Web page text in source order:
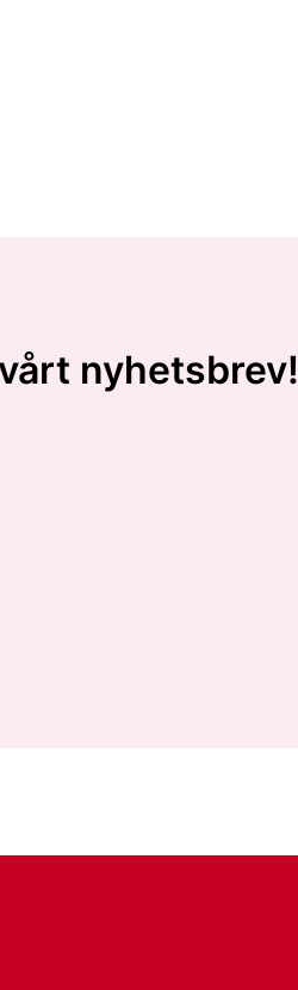
nyhetsbrev!